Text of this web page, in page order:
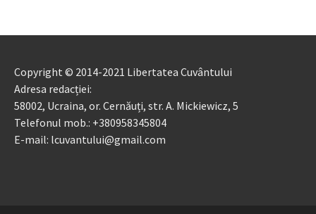
Copyright © 2014-2021 Libertatea Cuvântului
Adresa redacției:
58002, Ucraina, or. Cernăuți, str. A. Mickiewicz, 5
Telefonul mob.: +380958345804
E-mail: lcuvantului@gmail.com